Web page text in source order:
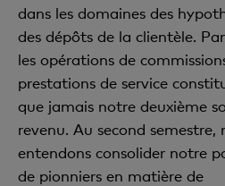
dans les domaines des
des dépôts de la clientèle.
les opérations de
prestations de service
que jamais notre deuxième
revenu. Au second semestre,
entendons consolider notre
de pionniers en matière de